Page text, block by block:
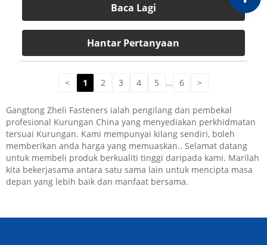
Baca Lagi
Hantar Pertanyaan
< 1 2 3 4 5 ... 6 >
Gangtong Zheli Fasteners ialah pengilang dan pembekal
profesional Kurungan China yang menyediakan perkhidmatan
tersuai Kurungan. Kami mempunyai kilang sendiri, boleh
memberikan anda harga yang memuaskan.. Selamat datang
untuk membeli produk berkualiti tinggi daripada kami. Marilah
kita bekerjasama antara satu sama lain untuk mencipta masa
depan yang lebih baik dan manfaat bersama.